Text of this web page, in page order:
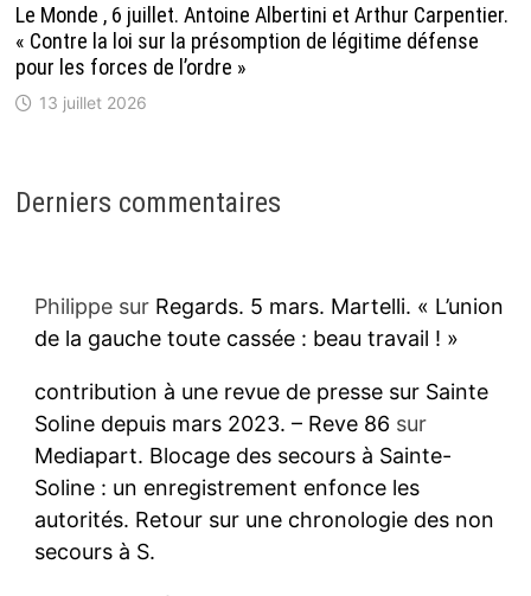
Le Monde , 6 juillet. Antoine Albertini et Arthur Carpentier.
« Contre la loi sur la présomption de légitime défense
pour les forces de l’ordre »
13 juillet 2026
Derniers commentaires
Philippesur Regards. 5 mars. Martelli. « L’union
de la gauche toute cassée : beau travail ! »
contribution à une revue de presse sur Sainte
Soline depuis mars 2023. – Reve 86 sur
Mediapart. Blocage des secours à Sainte-
Soline : un enregistrement enfonce les
autorités. Retour sur une chronologie des non
secours à S.